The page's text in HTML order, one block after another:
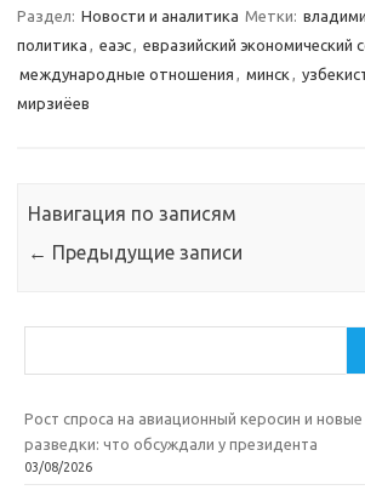
Раздел: Новости и аналитика Метки:
политика , еаэс, евразийский экономический
международные отношения , минск ,
мирзиёев
Навигация по записям
← Предыдущие записи
Рост спроса на авиационный керосин и новые
разведки: что обсуждали у президента
03/08/2026